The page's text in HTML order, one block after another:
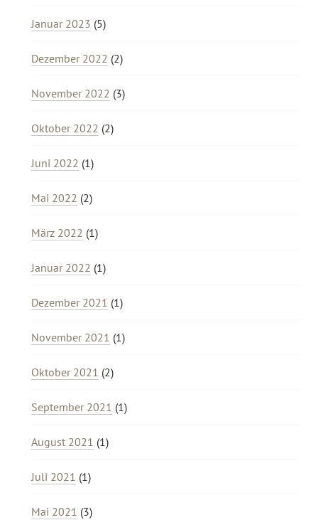
Januar 2023 (5)
Dezember 2022 (2)
November 2022 (3)
Oktober 2022 (2)
Juni 2022 (1)
Mai 2022 (2)
März 2022 (1)
Januar 2022 (1)
Dezember 2021 (1)
November 2021 (1)
Oktober 2021 (2)
September 2021 (1)
August 2021 (1)
Juli 2021 (1)
Mai 2021 (3)